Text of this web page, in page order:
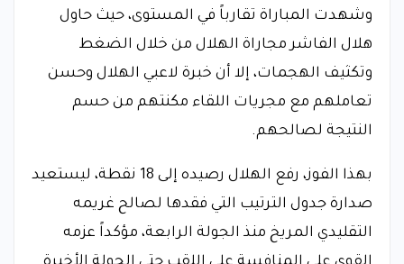
وشهدت المباراة تقارباً في المستوى، حيث حاول
هلال الفاشر مجاراة الهلال من خلال الضغط
وتكثيف الهجمات، إلا أن خبرة لاعبي الهلال وحسن
تعاملهم مع مجريات اللقاء مكنتهم من حسم
النتيجة لصالحهم.
بهذا الفوز، رفع الهلال رصيده إلى 18 نقطة، ليستعيد
صدارة جدول الترتيب التي فقدها لصالح غريمه
التقليدي المريخ منذ الجولة الرابعة، مؤكداً عزمه